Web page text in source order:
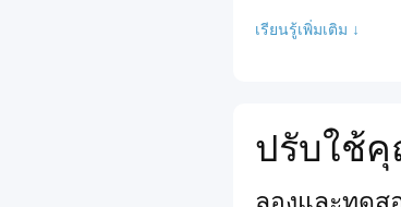
เรียนรู้เพิ่มเติม ↓
ปรับใช้